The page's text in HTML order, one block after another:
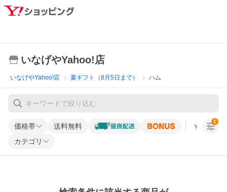
いなげやYahoo!店
いなげやYahoo!店 夏ギフト（8月5日まで） ハム
価格帯 送料無料 すべての条
カテゴリ
1